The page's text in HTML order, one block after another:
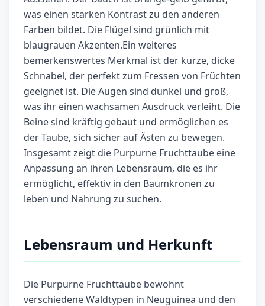
was einen starken Kontrast zu den anderen
Farben bildet. Die Flügel sind grünlich mit
blaugrauen Akzenten.Ein weiteres
bemerkenswertes Merkmal ist der kurze, dicke
Schnabel, der perfekt zum Fressen von Früchten
geeignet ist. Die Augen sind dunkel und groß,
was ihr einen wachsamen Ausdruck verleiht. Die
Beine sind kräftig gebaut und ermöglichen es
der Taube, sich sicher auf Ästen zu bewegen.
Insgesamt zeigt die Purpurne Fruchttaube eine
Anpassung an ihren Lebensraum, die es ihr
ermöglicht, effektiv in den Baumkronen zu
leben und Nahrung zu suchen.
Lebensraum und Herkunft
Die Purpurne Fruchttaube bewohnt
verschiedene Waldtypen in Neuguinea und den